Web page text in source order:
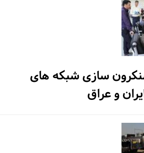
سازی شبکه های
و عراق